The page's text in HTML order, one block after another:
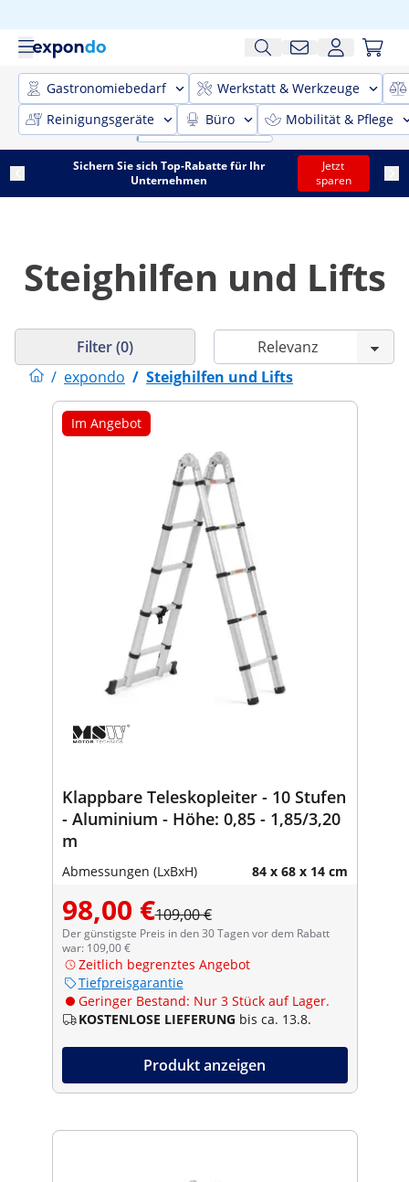
Gastronomiebedarf
Werkstatt & Werkzeuge
Reinigungsgeräte
Büro Mobilität & Pflege
Sichern Sie sich Top-Rabatte für Ihr
Unternehmen
Jetzt
sparen
Steighilfen und Lifts
/ expondo / Steighilfen und Lifts
Filter (0)
Im Angebot
Klappbare Teleskopleiter - 10 Stufen
- Aluminium - Höhe: 0,85 - 1,85/3,20
m
Abmessungen (LxBxH) 84 x 68 x 14 cm
98,00 €109,00 €
Der günstigste Preis in den 30 Tagen vor dem Rabatt
war: 109,00 €
Zeitlich begrenztes Angebot
Tiefpreisgarantie
Geringer Bestand: Nur 3 Stück auf Lager.
KOSTENLOSE LIEFERUNG bis ca. 13.8.
Produkt anzeigen